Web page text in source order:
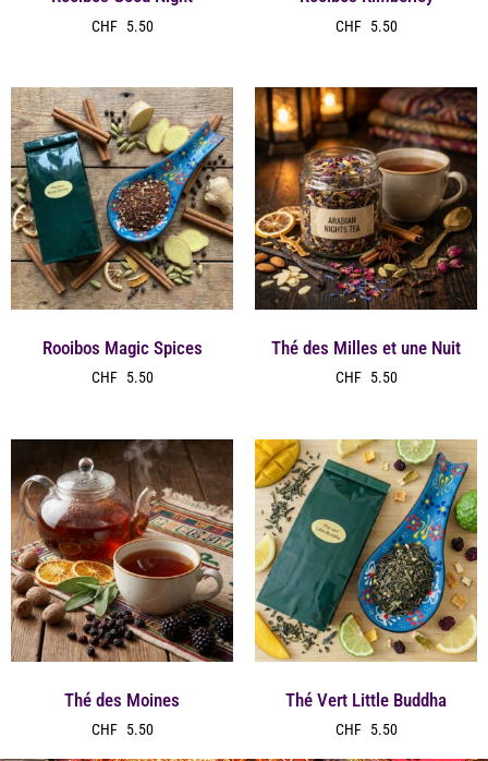
CHF 5.50 CHF 5.50
Rooibos Magic Spices
CHF 5.50
Thé des Milles et une Nuit
CHF 5.50
Thé des Moines
CHF 5.50
Thé Vert Little Buddha
CHF 5.50